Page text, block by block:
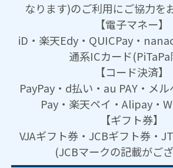
なります)のご利用にご協力を
【電子マネー】
iD・楽天Edy・QUICPay・
通系ICカード(PiTaPa
【コード決済】
PayPay・d払い・au PAY・メ
Pay・楽天ペイ・Alipay・
【ギフト券】
VJAギフト券・JCBギフト券・
(JCBマークの記載がご